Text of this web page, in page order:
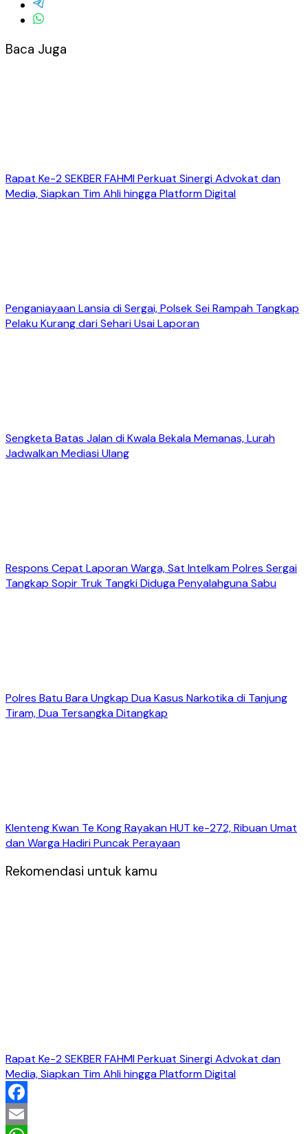
Baca Juga
Rapat Ke-2 SEKBER FAHMI Perkuat Sinergi Advokat dan
Media, Siapkan Tim Ahli hingga Platform Digital
Penganiayaan Lansia di Sergai, Polsek Sei Rampah Tangkap
Pelaku Kurang dari Sehari Usai Laporan
Sengketa Batas Jalan di Kwala Bekala Memanas, Lurah
Jadwalkan Mediasi Ulang
Respons Cepat Laporan Warga, Sat Intelkam Polres Sergai
Tangkap Sopir Truk Tangki Diduga Penyalahguna Sabu
Polres Batu Bara Ungkap Dua Kasus Narkotika di Tanjung
Tiram, Dua Tersangka Ditangkap
Klenteng Kwan Te Kong Rayakan HUT ke-272, Ribuan Umat
dan Warga Hadiri Puncak Perayaan
Rekomendasi untuk kamu
Rapat Ke-2 SEKBER FAHMI Perkuat Sinergi Advokat dan
Media, Siapkan Tim Ahli hingga Platform Digital
Facebook